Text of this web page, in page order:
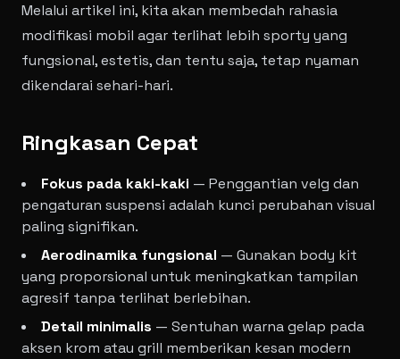
Melalui artikel ini, kita akan membedah rahasia
modifikasi mobil agar terlihat lebih sporty yang
fungsional, estetis, dan tentu saja, tetap nyaman
dikendarai sehari-hari.
Ringkasan Cepat
Fokus pada kaki-kaki — Penggantian velg dan
pengaturan suspensi adalah kunci perubahan visual
paling signifikan.
Aerodinamika fungsional — Gunakan body kit
yang proporsional untuk meningkatkan tampilan
agresif tanpa terlihat berlebihan.
Detail minimalis — Sentuhan warna gelap pada
aksen krom atau grill memberikan kesan modern